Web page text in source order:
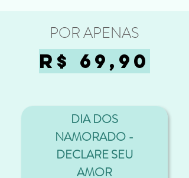
POR APENAS
R$ 69,90
DIA DOS
NAMORADO -
DECLARE SEU
AMOR